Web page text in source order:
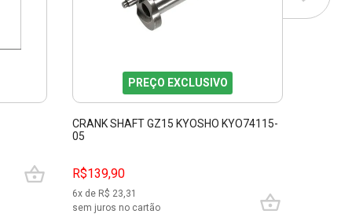
PREÇO EXCLUSIVO
CRANK SHAFT GZ15 KYOSHO KYO74115-
05
R$139,90
6x de R$ 23,31
sem juros no cartão